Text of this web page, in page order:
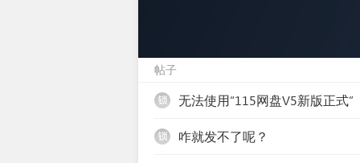
帖子
无法使用“115网盘V5新版正式”
咋就发不了呢？